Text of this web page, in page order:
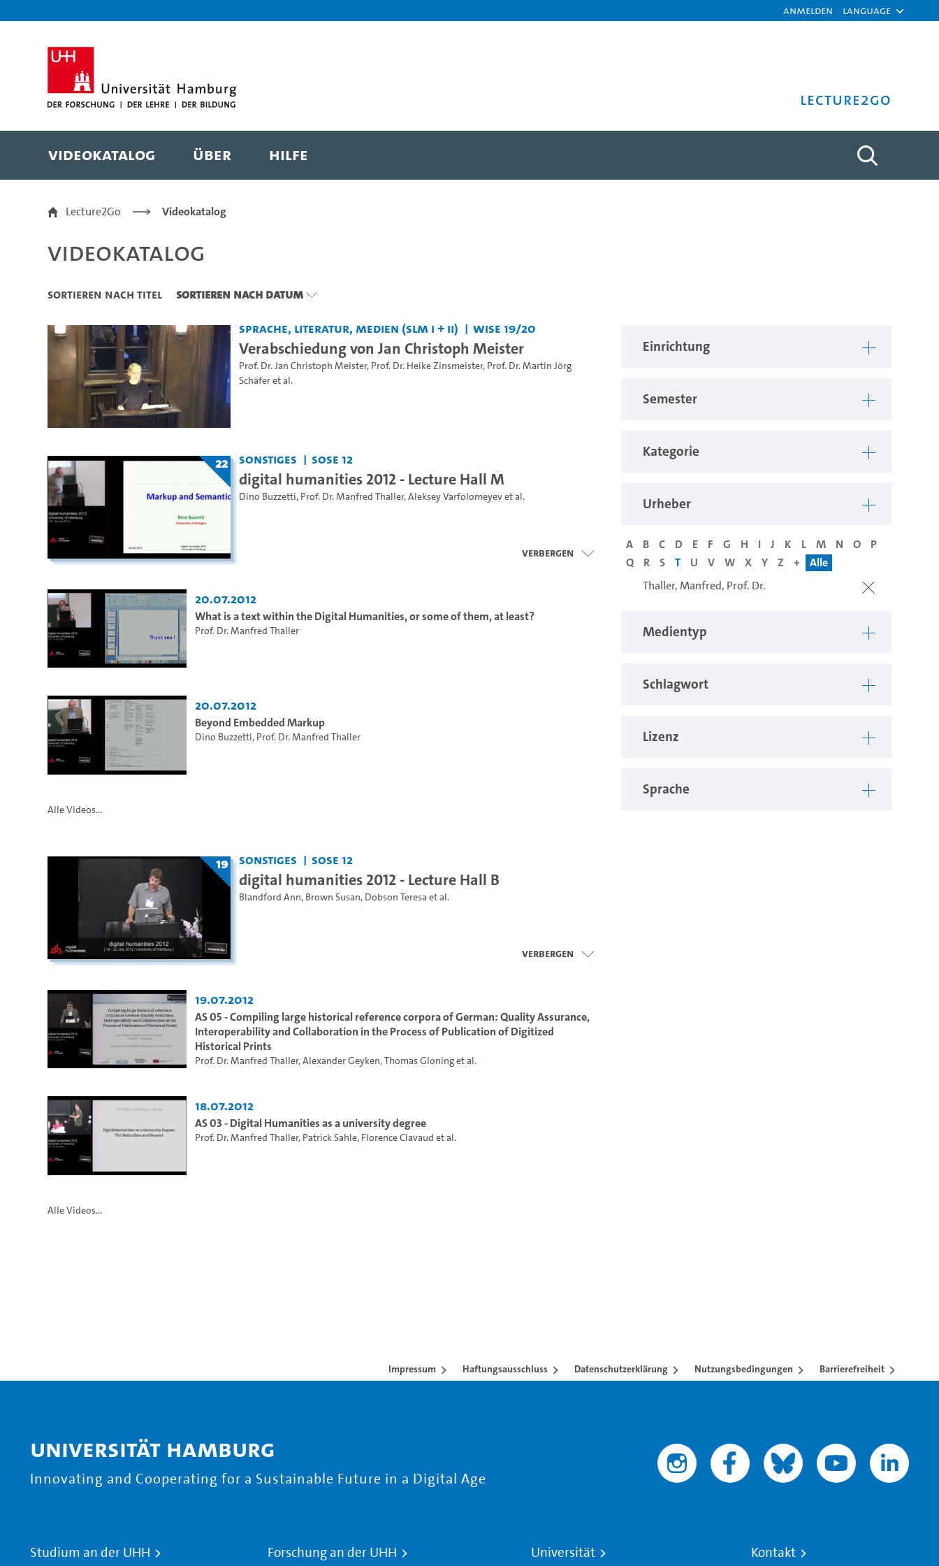
Anmelden Language
Lecture2Go
Videokatalog Über Hilfe
Videokatalog
Lecture2Go Videokatalog
Videokatalog
Sortieren nach Titel Sortieren nach Datum
Einrichtung
Semester
Kategorie
Urheber
A B C D E F G H I J K L M N O
P
Q
R S T U V W X Y Z +
Alle
Thaller, Manfred, Prof. Dr.
Medientyp
Schlagwort
Lizenz
Sprache
Sprache, Literatur, Medien (SLM I + II) WiSe 19/20
Verabschiedung von Jan Christoph Meister
Prof. Dr. Jan Christoph Meister, Prof. Dr. Heike Zinsmeister, Prof. Dr. Martin Jörg
Schäferet al.
22 Sonstiges SoSe 12
digital humanities 2012 - Lecture Hall M
Dino Buzzetti, Prof. Dr. Manfred Thaller,Aleksey Varfolomeyevet al.
Verbergen
20.07.2012
What is a text within the Digital Humanities, or some of them, at least?
Prof. Dr. Manfred Thaller
20.07.2012
Beyond Embedded Markup
Dino Buzzetti, Prof. Dr. Manfred Thaller
Alle Videos...
19 Sonstiges SoSe 12
digital humanities 2012 - Lecture Hall B
Blandford Ann, Brown Susan, Dobson Teresa et al.
Verbergen
19.07.2012
AS 05 - Compiling large historical reference corpora of German: Quality Assurance,
Interoperability and Collaboration in the Process of Publication of Digitized
Historical Prints
Prof. Dr. Manfred Thaller,Alexander Geyken,Thomas Gloninget al.
18.07.2012
AS 03 - Digital Humanities as a university degree
Prof. Dr. Manfred Thaller, Patrick Sahle, Florence Clavaud et al.
Alle Videos...
Impressum Haftungsausschluss Datenschutzerklärung Nutzungsbedingungen Barrierefreiheit
Universität Hamburg
Innovating and Cooperating for a Sustainable Future in a Digital Age
Studium an der UHH Forschung an der UHH Universität Kontakt